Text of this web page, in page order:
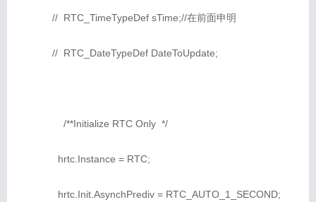
// RTC_TimeTypeDef sTime;//在前面申明
// RTC_DateTypeDef DateToUpdate;
/**Initialize RTC Only */
hrtc.Instance = RTC;
hrtc.Init.AsynchPrediv = RTC_AUTO_1_SECOND;